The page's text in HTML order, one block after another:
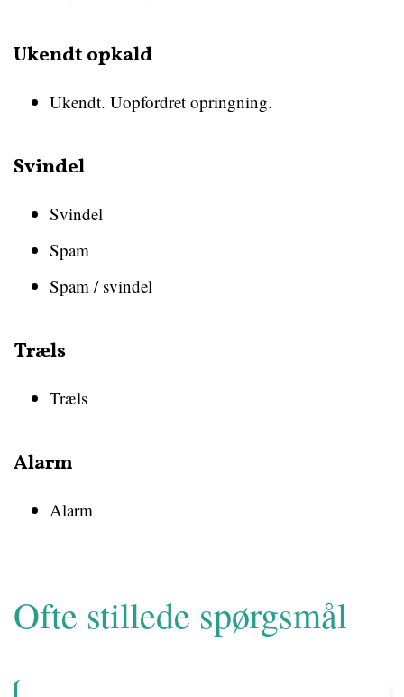
Ukendt opkald
Ukendt. Uopfordret opringning.
Svindel
Svindel
Spam
Spam / svindel
Træls
Træls
Alarm
Alarm
Ofte stillede spørgsmål